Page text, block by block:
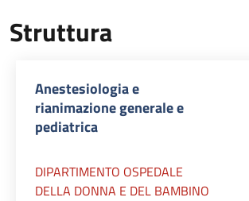
Struttura
Anestesiologia e
rianimazione generale e
pediatrica
DIPARTIMENTO OSPEDALE
DELLA DONNA E DEL BAMBINO